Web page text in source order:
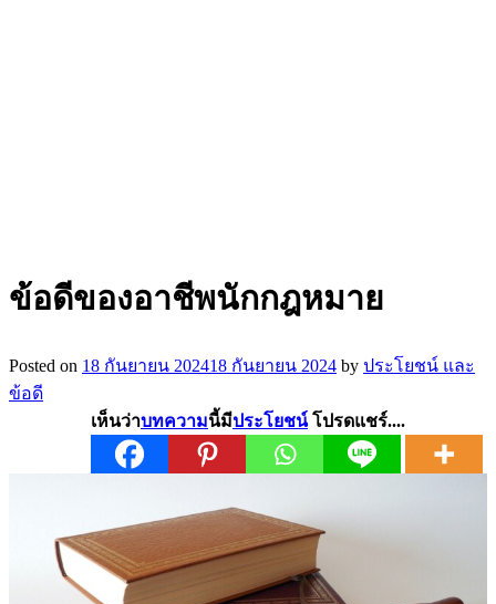
ข้อดีของอาชีพนักกฎหมาย
Posted on 18 กันยายน 202418 กันยายน 2024 by ประโยชน์ และ
ข้อดี
เห็นว่าบทความนี้มีประโยชน์โปรดแชร์....